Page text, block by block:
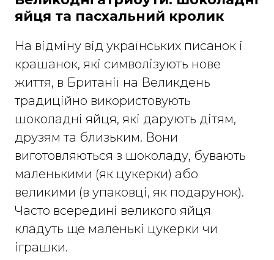
яйця та пасхальний кролик
На відміну від українських писанок і
крашанок, які символізують нове
життя, в Британії на Великдень
традиційно використовують
шоколадні яйця, які дарують дітям,
друзям та близьким. Вони
виготовляються з шоколаду, бувають
маленькими (як цукерки) або
великими (в упаковці, як подарунок).
Часто всередині великого яйця
кладуть ще маленькі цукерки чи
іграшки.